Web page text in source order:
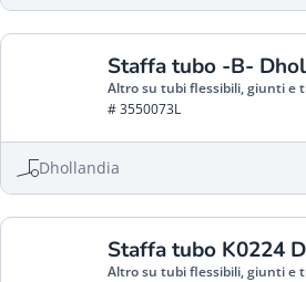
Staffa tubo -B-
Altro su tubi flessibili, giunti e
# 3550073L
Dhollandia
Staffa tubo K0224
Altro su tubi flessibili, giunti e